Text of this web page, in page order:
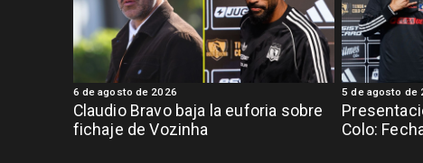
Claudio Bravo baja la euforia sobre
fichaje de Vozinha
6 de agosto de 2026
Colo:
5 de agosto de